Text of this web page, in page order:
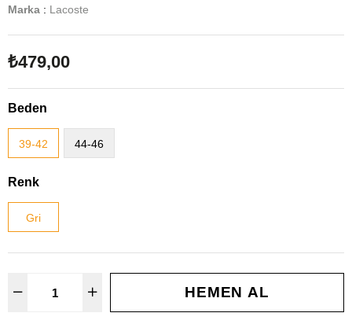
Marka : Lacoste
₺479,00
Beden
39-42 44-46
Renk
Gri